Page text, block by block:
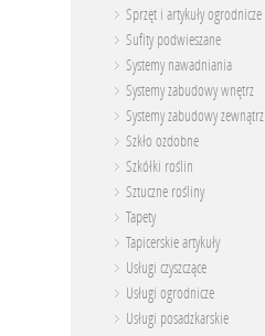
Sprzęt i artykuły ogrodnicze
Sufity podwieszane
Systemy nawadniania
Systemy zabudowy wnętrz
Systemy zabudowy zewnątrz
Szkło ozdobne
Szkółki roślin
Sztuczne rośliny
Tapety
Tapicerskie artykuły
Usługi czyszczące
Usługi ogrodnicze
Usługi posadzkarskie